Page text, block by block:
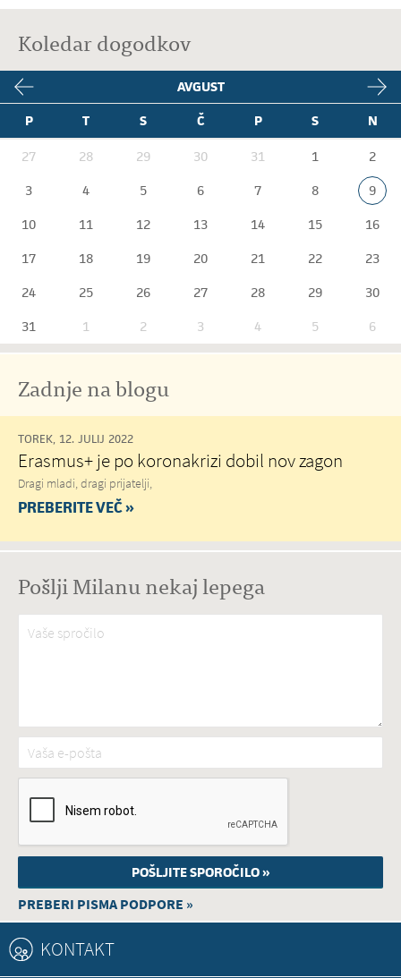
Koledar dogodkov
AVGUST
P
T S Č P S N
27 28 29 30 31 1
2
3
4 5 6 7 8
9
10
11 12 13 14 15
16
17
18 19 20 21 22
23
24
25 26 27 28 29
30
31
1 2 3 4 5 6
Zadnje na blogu
TOREK, 12. JULIJ 2022
Erasmus+ je po koronakrizi dobil nov zagon
Dragi mladi, dragi prijatelji,
PREBERITE VEČ »
Pošlji Milanu nekaj lepega
Vaše spročilo*
Vaša e-pošta*
PREBERI PISMA PODPORE »
KONTAKT